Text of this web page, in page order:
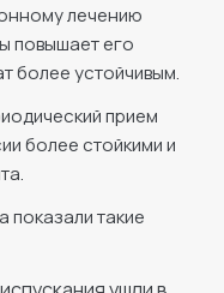
лечению
повышает его
более устойчивым.
прием
более стойкими и
показали такие